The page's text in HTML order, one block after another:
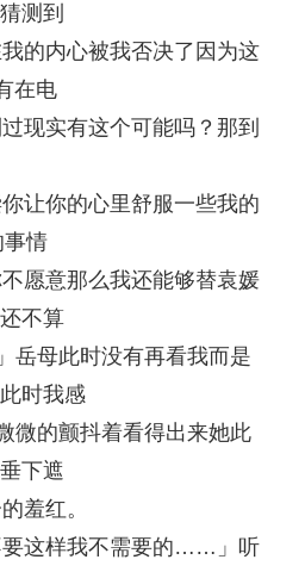
测到
的内心被我否决了因为这
在电
现实有这个可能吗？那到
让你的心里舒服一些我的
事情
愿意那么我还能够替袁媛
不算
母此时没有再看我而是
时我感
微的颤抖着看得出来她此
下遮
羞红。
样我不需要的……」听